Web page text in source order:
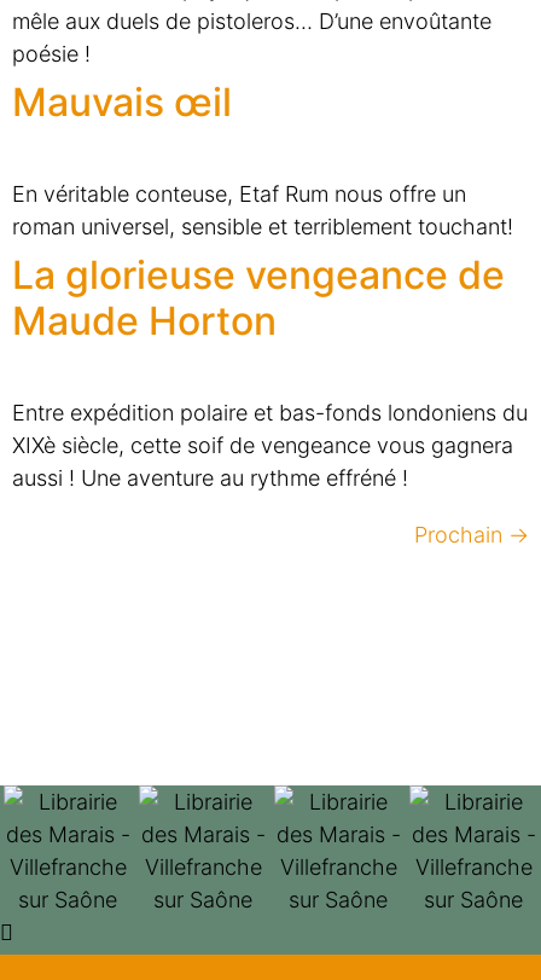
mêle aux duels de pistoleros… D’une envoûtante
poésie !
Mauvais œil
En véritable conteuse, Etaf Rum nous offre un
roman universel, sensible et terriblement touchant!
La glorieuse vengeance de
Maude Horton
Entre expédition polaire et bas-fonds londoniens du
XIXè siècle, cette soif de vengeance vous gagnera
aussi ! Une aventure au rythme effréné !
Prochain →